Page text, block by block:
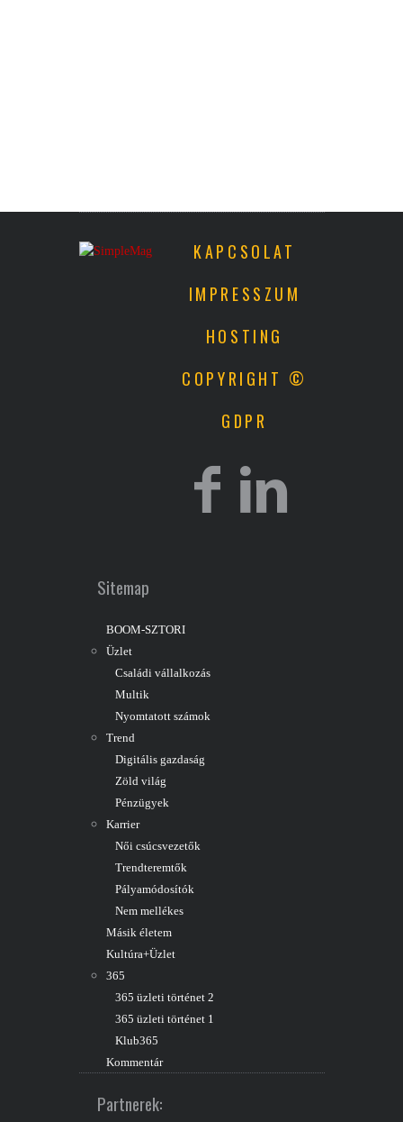
KAPCSOLAT
IMPRESSZUM
HOSTING
COPYRIGHT ©
GDPR
Sitemap
BOOM-SZTORI
Üzlet
Családi vállalkozás
Multik
Nyomtatott számok
Trend
Digitális gazdaság
Zöld világ
Pénzügyek
Karrier
Női csúcsvezetők
Trendteremtők
Pályamódosítók
Nem mellékes
Másik életem
Kultúra+Üzlet
365
365 üzleti történet 2
365 üzleti történet 1
Klub365
Kommentár
Partnerek: